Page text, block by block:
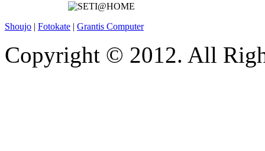
Shoujo | Fotokate | Grantis Computer
Copyright © 2012. All